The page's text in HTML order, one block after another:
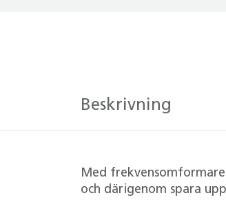
Beskrivning
Med
och därigenom spara